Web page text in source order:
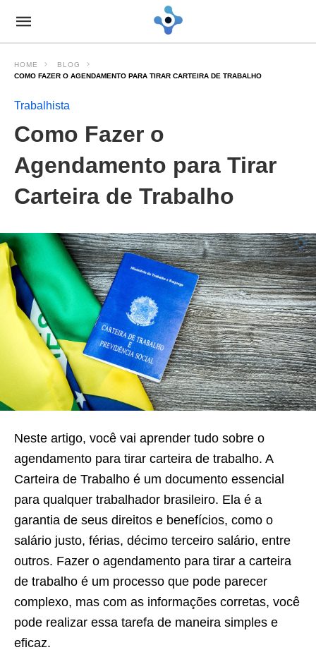
HOME
BLOG
COMO FAZER O AGENDAMENTO PARA TIRAR CARTEIRA DE TRABALHO
Trabalhista
Como Fazer o
Agendamento para Tirar
Carteira de Trabalho
Neste artigo, você vai aprender tudo sobre o
agendamento para tirar carteira de trabalho. A
Carteira de Trabalho é um documento essencial
para qualquer trabalhador brasileiro. Ela é a
garantia de seus direitos e benefícios, como o
salário justo, férias, décimo terceiro salário, entre
outros. Fazer o agendamento para tirar a carteira
de trabalho é um processo que pode parecer
complexo, mas com as informações corretas, você
pode realizar essa tarefa de maneira simples e
eficaz.